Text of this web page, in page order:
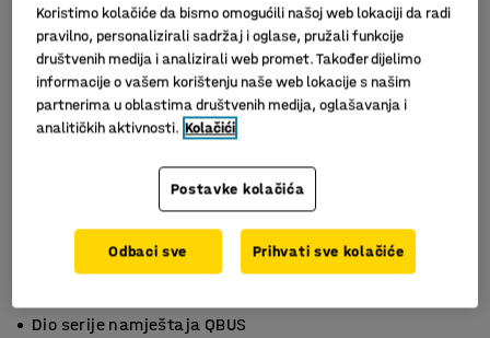
Dizajn koji štedi prostor
Dio serije namještaja QBUS
Koristimo kolačiće da bismo omogućili našoj web lokaciji da radi
pravilno, personalizirali sadržaj i oglase, pružali funkcije
društvenih medija i analizirali web promet. Također dijelimo
informacije o vašem korištenju naše web lokacije s našim
partnerima u oblastima društvenih medija, oglašavanja i
analitičkih aktivnosti. Kolačići
Postavke kolačića
Odbaci sve Prihvati sve kolačiće